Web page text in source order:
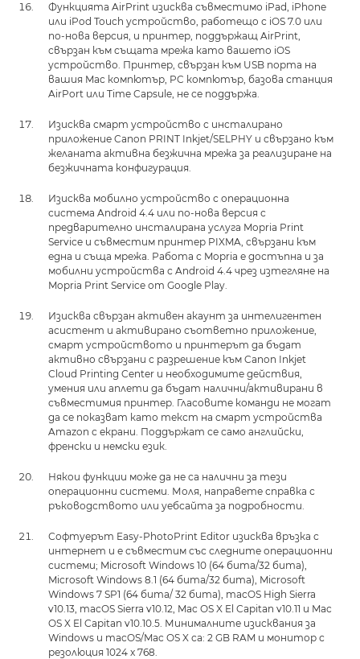
Функцията AirPrint изисква съвместимо iPad, iPhone
или iPod Touch устройство, работещо с iOS 7.0 или
по-нова версия, и принтер, поддържащ AirPrint,
свързан към същата мрежа като вашето iOS
устройство. Принтер, свързан към USB порта на
вашия Mac компютър, PC компютър, базова станция
AirPort или Time Capsule, не се поддържа.
Изисква смарт устройство с инсталирано
приложение Canon PRINT Inkjet/SELPHY и свързано към
желаната активна безжична мрежа за реализиране на
безжичната конфигурация.
Изисква мобилно устройство с операционна
система Android 4.4 или по-нова версия с
предварително инсталирана услуга Mopria Print
Service и съвместим принтер PIXMA, свързани към
една и съща мрежа. Работа с Mopria е достъпна и за
мобилни устройства с Android 4.4 чрез изтегляне на
Mopria Print Service от Google Play.
Изисква свързан активен акаунт за интелигентен
асистент и активирано съответно приложение,
смарт устройството и принтерът да бъдат
активно свързани с разрешение към Canon Inkjet
Cloud Printing Center и необходимите действия,
умения или аплети да бъдат налични/активирани в
съвместимия принтер. Гласовите команди не могат
да се показват като текст на смарт устройства
Amazon с екрани. Поддържат се само английски,
френски и немски език.
Някои функции може да не са налични за тези
операционни системи. Моля, направете справка с
ръководството или уебсайта за подробности.
Софтуерът Easy-PhotoPrint Editor изисква връзка с
интернет и е съвместим със следните операционни
системи; Microsoft Windows 10 (64 бита/32 бита),
Microsoft Windows 8.1 (64 бита/32 бита), Microsoft
Windows 7 SP1 (64 бита/ 32 бита), macOS High Sierra
v10.13, macOS Sierra v10.12, Mac OS X El Capitan v10.11 и Mac
OS X El Capitan v10.10.5. Минималните изисквания за
Windows и macOS/Mac OS X са: 2 GB RAM и монитор с
резолюция 1024 x 768.